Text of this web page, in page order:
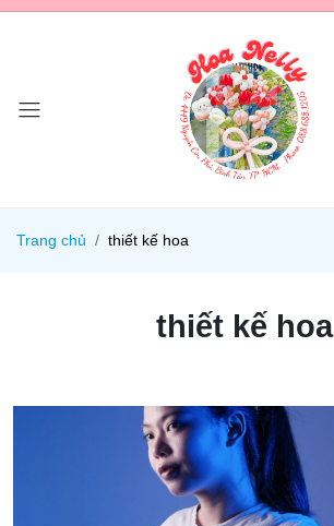
Trang chủ thiết kế hoa
thiết kế hoa